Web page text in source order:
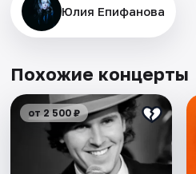
Юлия Епифанова
Похожие концерты
от 2 500 ₽